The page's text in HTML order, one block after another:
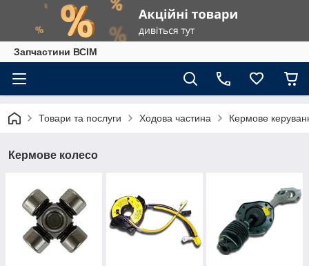
Запчастини ВСІМ
Товари та послуги Ходова частина Кермове
Кермове колесо